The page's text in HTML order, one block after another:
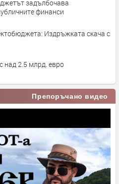
задълбочава
финанси
Издръжката скача с
над 2.5 млрд. евро
Препоръчано видео